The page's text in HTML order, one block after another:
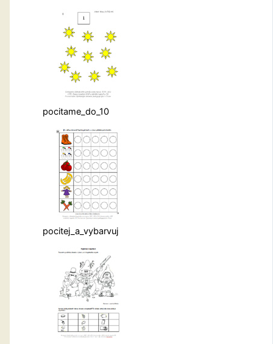
pocitame_do_10
pocitej_a_vybarvuj